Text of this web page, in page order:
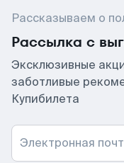
Рассказываем о
Рассылка с
Эксклюзивные
заботливые
Купибилета
Электронная